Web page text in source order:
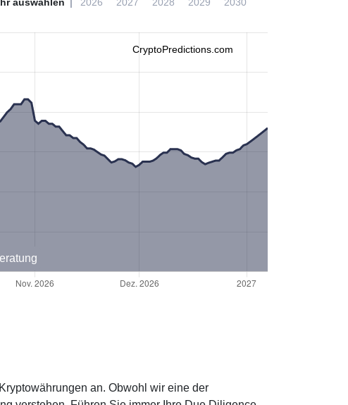
CryptoPredictions.com
an. Obwohl wir eine der